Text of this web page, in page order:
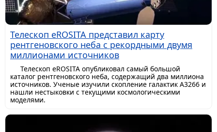
Телескоп eROSITA представил карту
рентгеновского неба с рекордными двумя
миллионами источников
Телескоп eROSITA опубликовал самый большой
каталог рентгеновского неба, содержащий два миллиона
источников. Ученые изучили скопление галактик A3266 и
нашли нестыковки с текущими космологическими
моделями.